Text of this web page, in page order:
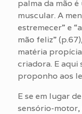
palma da mão
muscular. A
estremecer” e
mão feliz”
matéria
criadora. E aqui
proponho aos
E se em lugar
sensório-motor,